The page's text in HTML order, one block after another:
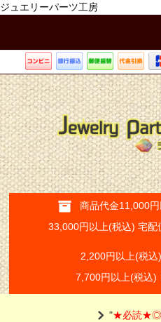
ジュエリーパーツ工房
商品代金11,000
33,000円以上(税込) 宅
2,200円以上(税
7,700円以上(税込)
"★必読★◎